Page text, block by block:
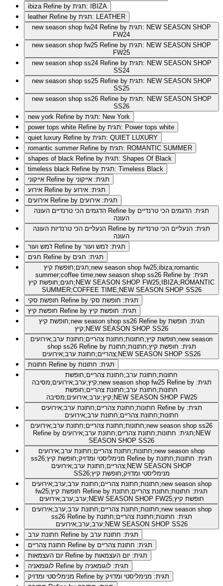
ibiza
Refine by תגית: IBIZA
leather
Refine by תגית: LEATHER
new season shop fw24 Refine by תגית: NEW SEASON SHOP
FW24
new season shop fw25 Refine by תגית: NEW SEASON SHOP
FW25
new season shop ss24 Refine by תגית: NEW SEASON SHOP
SS24
new season shop ss25 Refine by תגית: NEW SEASON SHOP
SS25
new season shop ss26 Refine by תגית: NEW SEASON SHOP
SS26
new york
Refine by תגית: New York
power tops white
Refine by תגית: Power tops white
quiet luxury
Refine by תגית: QUIET LUXURY
romantic summer
Refine by תגית: ROMANTIC SUMMER
shapes of black
Refine by תגית: Shapes Of Black
timeless black
Refine by תגית: Timeless Black
Refine by תגית: אייקוני
Refine by תגית: אירוע
Refine by תגית: אירועים
Refine by תגית: הדגמים הכי טרנדיים
העונה
Refine by תגית: הנעליים הכי טרנדיות
העונה
Refine by תגית: ז'מש ועור
Refine by תגית: חגים
חגים;חופשת קיץ;new season shop fw25;ibiza;romantic
summer;coffee time;new season shop ss26 Refine by תגית:
חגים;חופשת קיץ;NEW SEASON SHOP FW25;IBIZA;ROMANTIC
SUMMER;COFFEE TIME;NEW SEASON SHOP SS26
Refine by תגית: חופשת סקי
Refine by תגית: חופשת קיץ
חופשת קיץ;new season shop ss26 Refine by תגית: חופשת
קיץ;NEW SEASON SHOP SS26
חופשת קיץ;חתונות;חתונת צהריים;חתונת ערב;אירועים;new season
shop ss26 Refine by תגית: חופשת קיץ;חתונות;חתונת
צהריים;חתונת ערב;אירועים;NEW SEASON SHOP SS26
Refine by תגית: חתונות
חתונות;חתונת ערב;חתונת צהריים;חופשת
קיץ;ערב;אירועים;מסיבה;new season shop fw25 Refine by תגית:
חתונות;חתונת ערב;חתונת צהריים;חופשת
קיץ;ערב;אירועים;מסיבה;NEW SEASON SHOP FW25
Refine by תגית:
חתונות;חתונת צהריים;חתונת ערב;אירועים
חתונות;חתונת צהריים;חתונת ערב;אירועים;new season shop ss26
Refine by תגית: חתונות;חתונת צהריים;חתונת ערב;אירועים;NEW
SEASON SHOP SS26
חתונות;חתונת צהריים;חתונת ערב;אירועים;new season shop
Refine by תגית: חתונות;חתונת
צהריים;חתונת ערב;אירועים;NEW SEASON SHOP
SS26;מנימליסטי ומדויק;חופשת קיץ
חתונות;חתונת צהריים;חתונת ערב;ערב;אירועים;new season shop
Refine by תגית: חתונות;חתונת צהריים;חתונת
ערב;ערב;אירועים;NEW SEASON SHOP FW25;חופשת קיץ
חתונות;חתונת צהריים;חתונת ערב;ערב;אירועים;new season shop
ss26 Refine by תגית: חתונות;חתונת צהריים;חתונת
ערב;ערב;אירועים;NEW SEASON SHOP SS26
Refine by תגית: חתונת ערב
Refine by תגית: חתונת צהריים
Refine by תגית: יום העצמאות
Refine by תגית: לוגומאניה
Refine by תגית: מנימליסטי ומדויק